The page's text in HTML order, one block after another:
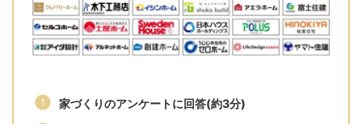
家づくりのアンケートに回答(約3分)